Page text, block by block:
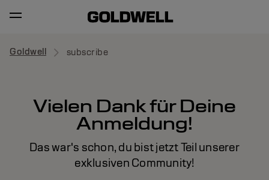
Goldwell subscribe
Vielen Dank für Deine
Anmeldung!
Das war's schon, du bist jetzt Teil unserer
exklusiven Community!